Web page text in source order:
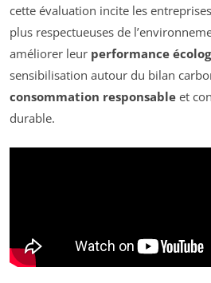
cette évaluation incite les
plus respectueuses de
améliorer leur performance
sensibilisation autour du bilan
consommation responsable et
durable.